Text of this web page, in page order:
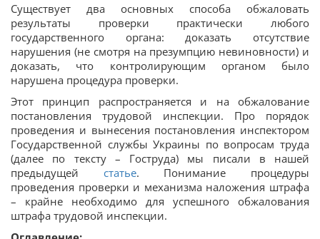
Существует два основных способа обжаловать
результаты проверки практически любого
государственного органа: доказать отсутствие
нарушения (не смотря на презумпцию невиновности) и
доказать, что контролирующим органом было
нарушена процедура проверки.
Этот принцип распространяется и на обжалование
постановления трудовой инспекции. Про порядок
проведения и вынесения постановления инспектором
Государственной службы Украины по вопросам труда
(далее по тексту – Гоструда) мы писали в нашей
предыдущей статье. Понимание процедуры
проведения проверки и механизма наложения штрафа
– крайне необходимо для успешного обжалования
штрафа трудовой инспекции.